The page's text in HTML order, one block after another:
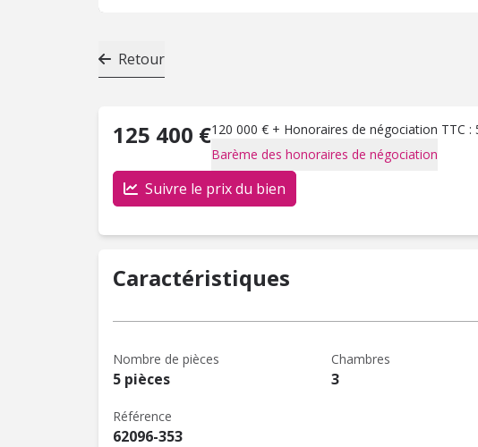
Retour
125 400 €120 000 € + Honoraires de négociation TTC
Barème des honoraires de négociation
Suivre le prix du bien
Caractéristiques
Nombre de pièces
5 pièces
Chambres
3
Référence
62096-353